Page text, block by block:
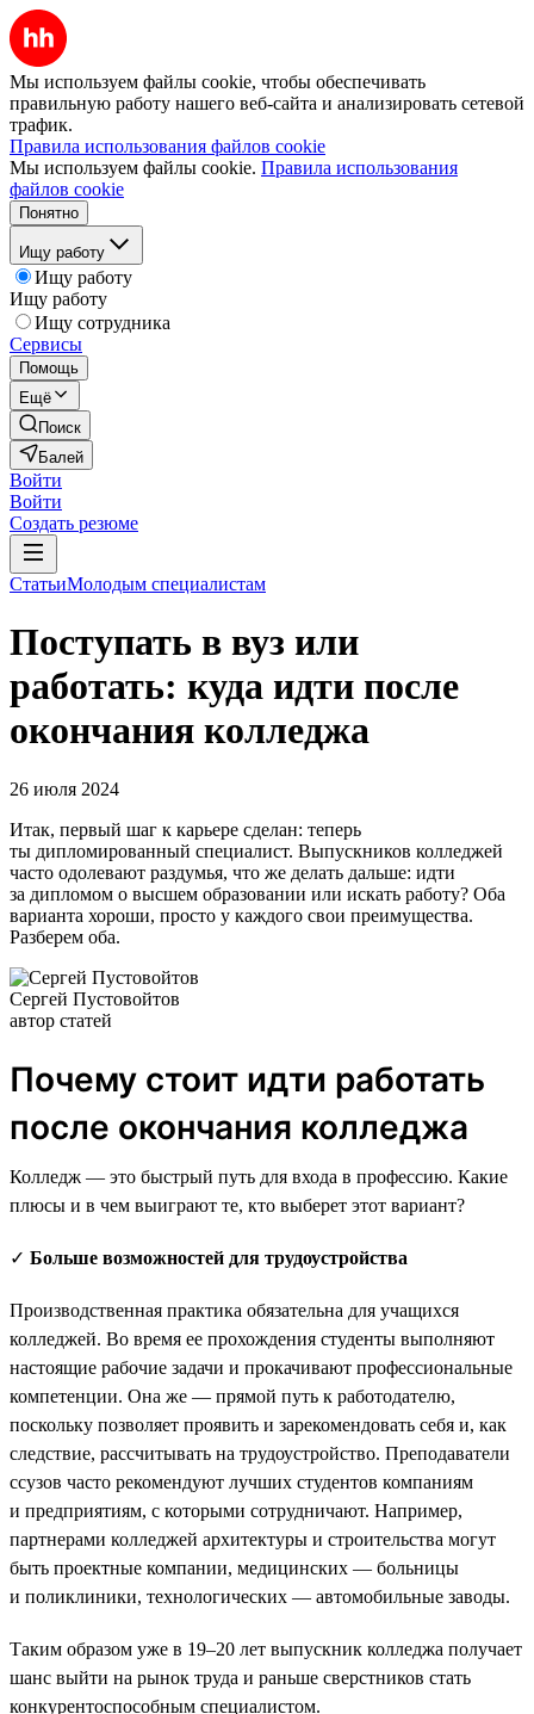
Мы используем файлы cookie, чтобы обеспечивать
правильную работу нашего веб-сайта и анализировать сетевой
трафик.
Правила использования файлов cookie
Мы используем файлы cookie. Правила использования
файлов cookie
Понятно
Ищу работу
Ищу работу
Ищу работу
Ищу сотрудника
Сервисы
Помощь
Ещё
Поиск
Балей
Войти
Войти
Создать резюме
СтатьиМолодым специалистам
Поступать в вуз или
работать: куда идти после
окончания колледжа
26 июля 2024
Итак, первый шаг к карьере сделан: теперь
ты дипломированный специалист. Выпускников колледжей
часто одолевают раздумья, что же делать дальше: идти
за дипломом о высшем образовании или искать работу? Оба
варианта хороши, просто у каждого свои преимущества.
Разберем оба.
Сергей Пустовойтов
автор статей
Почему стоит идти работать
после окончания колледжа
Колледж — это быстрый путь для входа в профессию. Какие
плюсы и в чем выиграют те, кто выберет этот вариант?
✓ Больше возможностей для трудоустройства
Производственная практика обязательна для учащихся
колледжей. Во время ее прохождения студенты выполняют
настоящие рабочие задачи и прокачивают профессиональные
компетенции. Она же — прямой путь к работодателю,
поскольку позволяет проявить и зарекомендовать себя и, как
следствие, рассчитывать на трудоустройство. Преподаватели
ссузов часто рекомендуют лучших студентов компаниям
и предприятиям, с которыми сотрудничают. Например,
партнерами колледжей архитектуры и строительства могут
быть проектные компании, медицинских — больницы
и поликлиники, технологических — автомобильные заводы.
Таким образом уже в 19–20 лет выпускник колледжа получает
шанс выйти на рынок труда и раньше сверстников стать
конкурентоспособным специалистом.